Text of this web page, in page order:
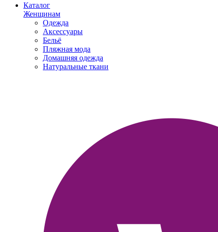
Каталог
Женщинам
Одежда
Аксессуары
Бельё
Пляжная мода
Домашняя одежда
Натуральные ткани